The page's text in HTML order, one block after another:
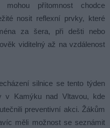
přítomnost chodce
nosit reflexní prvky, které
za šera, při dešti nebo
viditelný až na vzdálenost
silnice se tento týden
v Kamýku nad Vltavou, kde
preventivní akci. Žákům
měli možnost se seznámit